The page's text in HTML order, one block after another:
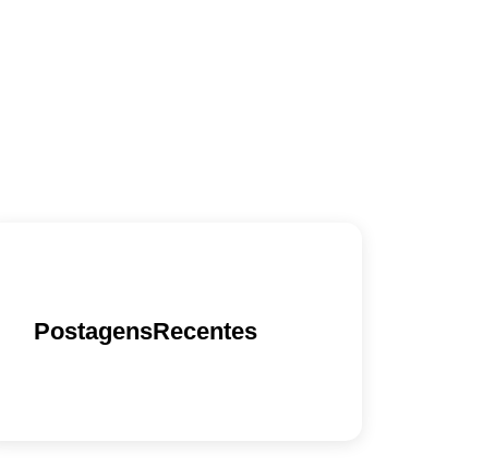
PostagensRecentes